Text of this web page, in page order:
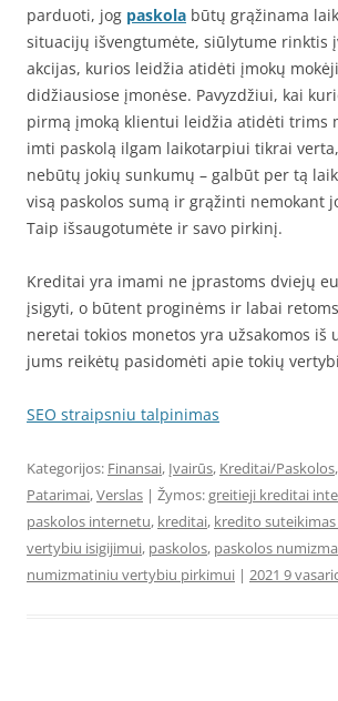
parduoti, jog paskola būtų grąžinama
situacijų išvengtumėte, siūlytume rinktis
akcijas, kurios leidžia atidėti įmokų
didžiausiose įmonėse. Pavyzdžiui, kai
pirmą įmoką klientui leidžia atidėti trims
imti paskolą ilgam laikotarpiui tikrai
nebūtų jokių sunkumų – galbūt per tą
visą paskolos sumą ir grąžinti nemokant
Taip išsaugotumėte ir savo pirkinį.
Kreditai yra imami ne įprastoms dviejų
įsigyti, o būtent proginėms ir labai
neretai tokios monetos yra užsakomos iš
jums reikėtų pasidomėti apie tokių
SEO straipsniu talpinimas
Kategorijos: Finansai, Įvairūs, Kreditai/Paskolos,
Patarimai,Verslas | Žymos:greitieji kreditai
paskolos internetu, kreditai, kredito
vertybiu isigijimui, paskolos, paskolos
numizmatiniu vertybiu pirkimui | 2021 9